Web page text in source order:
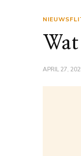
APRIL 27,